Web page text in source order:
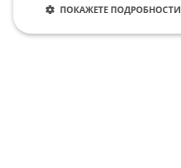
ПОКАЖЕТЕ ПОДРОБНОСТИ